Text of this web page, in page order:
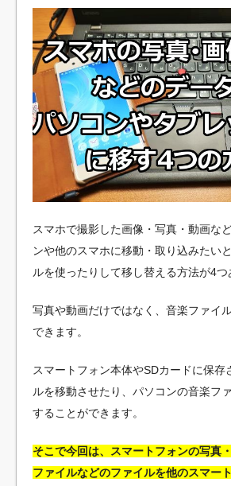
スマホで撮影した画像・写真・動画な
ンや他のスマホに移動・取り込みたい
ルを使ったりして移し替える方法が4つ
写真や動画だけではなく、音楽ファイ
できます。
スマートフォン本体やSDカードに保存
ルを移動させたり、パソコンの音楽フ
することができます。
そこで今回は、スマートフォンの写真
ファイルなどのファイルを他のスマー